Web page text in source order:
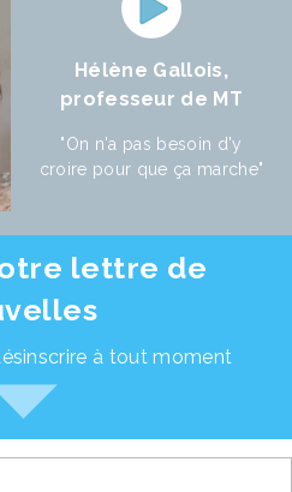
Hélène Gallois,
professeur de MT
"On n'a pas besoin d'y
croire pour que ça marche"
lettre de
à tout moment